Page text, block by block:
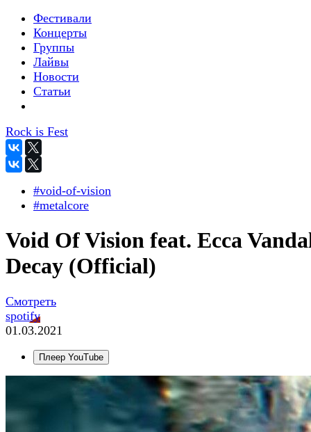
Фестивали
Концерты
Группы
Лайвы
Новости
Статьи
Rock is Fest
#void-of-vision
#metalcore
Void Of Vision feat. Ecca
Decay (Official)
Смотреть
spotify
01.03.2021
Плеер YouTube